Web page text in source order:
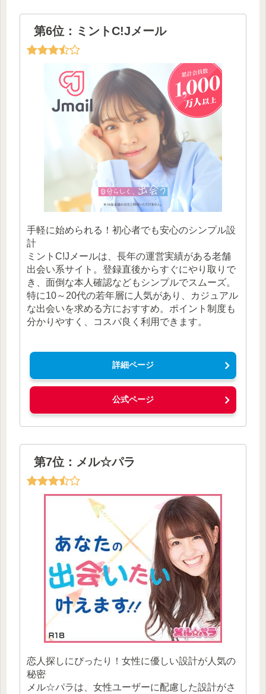
第6位：ミントC!Jメール
手軽に始められる！初心者でも安心のシンプル設
計
ミントC!Jメールは、長年の運営実績がある老舗
出会い系サイト。登録直後からすぐにやり取りで
き、面倒な本人確認などもシンプルでスムーズ。
特に10～20代の若年層に人気があり、カジュアル
な出会いを求める方におすすめ。ポイント制度も
分かりやすく、コスパ良く利用できます。
詳細ページ
公式ページ
第7位：メル☆パラ
恋人探しにぴったり！女性に優しい設計が人気の
秘密
メル☆パラは、女性ユーザーに配慮した設計がさ